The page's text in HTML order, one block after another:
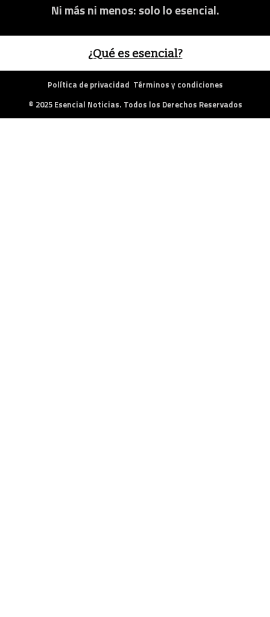
Ni más ni menos: solo lo esencial.
¿Qué es esencial?
Política de privacidad Términos y condiciones
© 2025 Esencial Noticias. Todos los Derechos Reservados